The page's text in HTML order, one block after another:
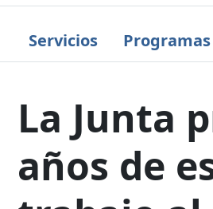
Servicios Programas
La Junta
años de